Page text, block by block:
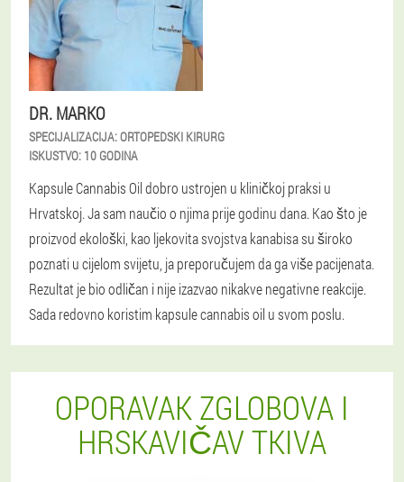
DR. MARKO
SPECIJALIZACIJA:ORTOPEDSKI KIRURG
ISKUSTVO: 10 GODINA
Kapsule Cannabis Oil dobro ustrojen u kliničkoj praksi u
Hrvatskoj. Ja sam naučio o njima prije godinu dana. Kao što je
proizvod ekološki, kao ljekovita svojstva kanabisa su široko
poznati u cijelom svijetu, ja preporučujem da ga više pacijenata.
Rezultat je bio odličan i nije izazvao nikakve negativne reakcije.
Sada redovno koristim kapsule cannabis oil u svom poslu.
OPORAVAK ZGLOBOVA I
HRSKAVIČAV TKIVA